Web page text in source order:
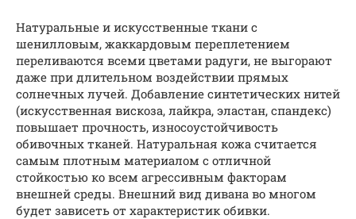
Натуральные и искусственные ткани с
шенилловым, жаккардовым переплетением
переливаются всеми цветами радуги, не выгорают
даже при длительном воздействии прямых
солнечных лучей. Добавление синтетических нитей
(искусственная вискоза, лайкра, эластан, спандекс)
повышает прочность, износоустойчивость
обивочных тканей. Натуральная кожа считается
самым плотным материалом с отличной
стойкостью ко всем агрессивным факторам
внешней среды. Внешний вид дивана во многом
будет зависеть от характеристик обивки.